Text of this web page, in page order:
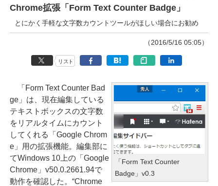
Chrome拡張「Form Text Counter Badge」
とにかく手軽な文字数カウントツールがほしい場合にお勧め
（2016/5/16 05:05）
リスト
「Form Text Counter
Badge」v0.3
「Form Text Counter Bad
ge」は、現在編集している
テキストボックスの文字数
をリアルタイムにカウント
してくれる「Google Chrom
e」用の拡張機能。編集部に
てWindows 10上の「Google
Chrome」v50.0.2661.94で
動作を確認した。“Chrome